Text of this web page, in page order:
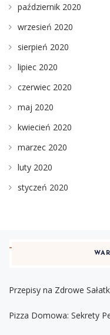
październik 2020
wrzesień 2020
sierpień 2020
lipiec 2020
czerwiec 2020
maj 2020
kwiecień 2020
marzec 2020
luty 2020
styczeń 2020
Przepisy na Zdrowe
Pizza Domowa: Sekrety